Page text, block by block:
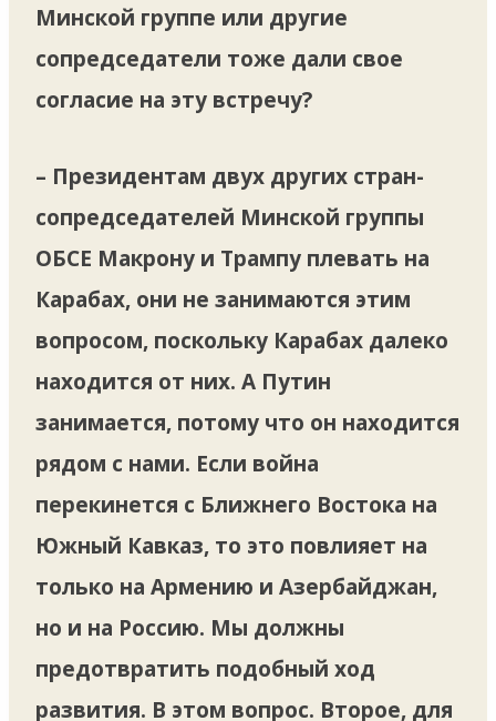
Минской группе или другие
сопредседатели тоже дали свое
согласие на эту встречу?
– Президентам двух других стран-
сопредседателей Минской группы
ОБСЕ Макрону и Трампу плевать на
Карабах, они не занимаются этим
вопросом, поскольку Карабах далеко
находится от них. А Путин
занимается, потому что он находится
рядом с нами. Если война
перекинется с Ближнего Востока на
Южный Кавказ, то это повлияет на
только на Армению и Азербайджан,
но и на Россию. Мы должны
предотвратить подобный ход
развития. В этом вопрос. Второе, для